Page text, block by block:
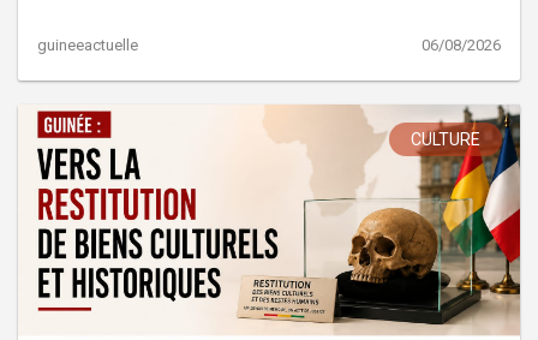
guineeactuelle 06/08/2026
CULTURE